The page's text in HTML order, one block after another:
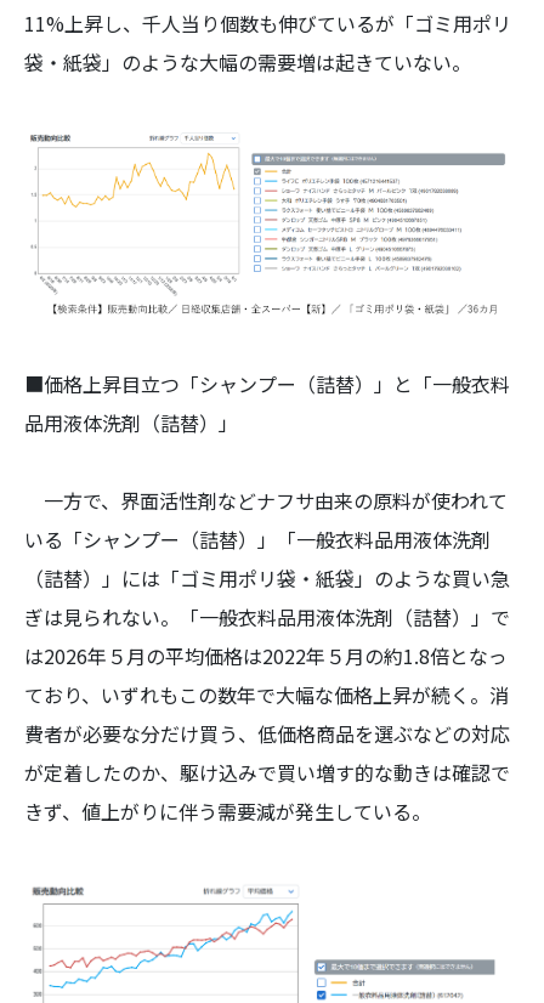
11%上昇し、千人当り個数も伸びているが「ゴミ用ポリ
袋・紙袋」のような大幅の需要増は起きていない。
■価格上昇目立つ「シャンプー（詰替）」と「一般衣料
品用液体洗剤（詰替）」
一方で、界面活性剤などナフサ由来の原料が使われて
いる「シャンプー（詰替）」「一般衣料品用液体洗剤
（詰替）」には「ゴミ用ポリ袋・紙袋」のような買い急
ぎは見られない。「一般衣料品用液体洗剤（詰替）」で
は2026年５月の平均価格は2022年５月の約1.8倍となっ
ており、いずれもこの数年で大幅な価格上昇が続く。消
費者が必要な分だけ買う、低価格商品を選ぶなどの対応
が定着したのか、駆け込みで買い増す的な動きは確認で
きず、値上がりに伴う需要減が発生している。